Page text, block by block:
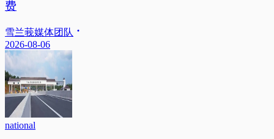
费
雪兰莪媒体团队
2026-08-06
national